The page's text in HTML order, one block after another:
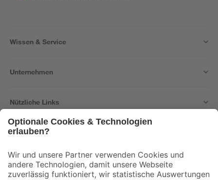
Wissen & Service
Unternehmen
Nützliche Links
Der toom Newsletter: Keine Angebote und Aktionen mehr verpassen!
Zur Newsletter Anmeldung